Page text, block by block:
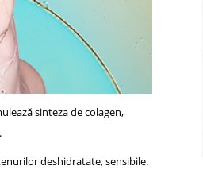
sinteza de colagen,
deshidratate, sensibile.